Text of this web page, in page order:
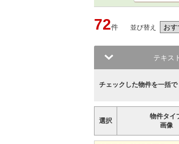
72件 並び替え
テキス
チェックした物件を一括で
選択
物件タイ
画像